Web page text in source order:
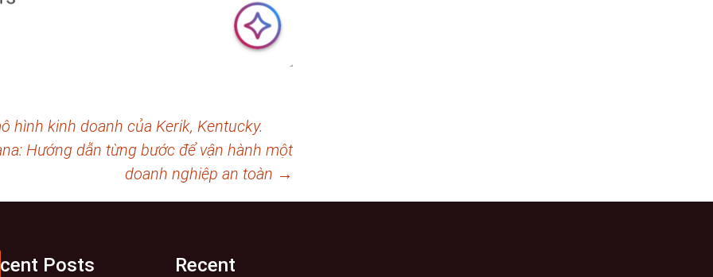
hình kinh doanh của Kerik, Kentucky.
Hướng dẫn từng bước để vận hành một
doanh nghiệp an toàn →
Posts
Recent